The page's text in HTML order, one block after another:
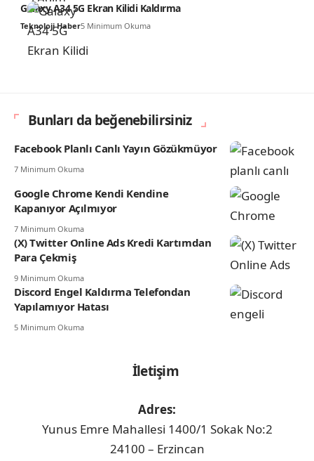
Galaxy A34 5G Ekran Kilidi Kaldırma
Teknoloji Haber5 Minimum Okuma
Bunları da beğenebilirsiniz
Facebook Planlı Canlı Yayın Gözükmüyor
7 Minimum Okuma
Google Chrome Kendi Kendine
Kapanıyor Açılmıyor
7 Minimum Okuma
(X) Twitter Online Ads Kredi Kartımdan
Para Çekmiş
9 Minimum Okuma
Discord Engel Kaldırma Telefondan
Yapılamıyor Hatası
5 Minimum Okuma
İletişim
Adres:
Yunus Emre Mahallesi 1400/1 Sokak No:2
24100 – Erzincan